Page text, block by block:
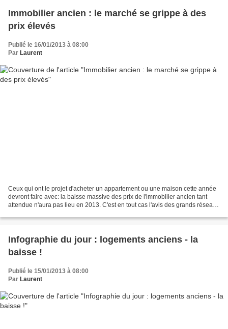
Immobilier ancien : le marché se grippe à des
prix élevés
Publié le 16/01/2013 à 08:00
Par Laurent
Ceux qui ont le projet d'acheter un appartement ou une maison cette année
devront faire avec: la baisse massive des prix de l'immobilier ancien tant
attendue n'aura pas lieu en 2013. C'est en tout cas l'avis des grands réseaux
Infographie du jour : logements anciens - la
baisse !
Publié le 15/01/2013 à 08:00
Par Laurent